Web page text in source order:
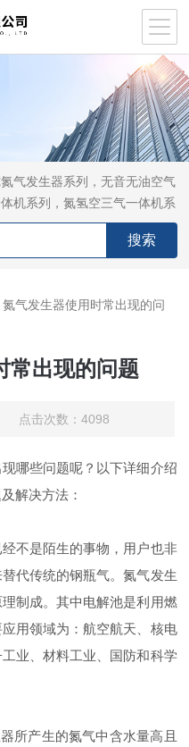
气发生器系列，无音无油空气
机系列，氮氢空三气一体机系
TOA水质分析，水质检测仪
电导计，多功能计，PH/DO/
氮气发生器使用时常出现的问
常出现的问题
点击次数：4098
哪些问题呢？以下详细介绍
解决方法：
不是陌生的事物，用户也非
代传统的钢瓶气。氮气发生
制成。其中电解池是利用燃
用领域为：航空航天、核电
业、材料工业、国防和科学
产生的氮气中含水量高且